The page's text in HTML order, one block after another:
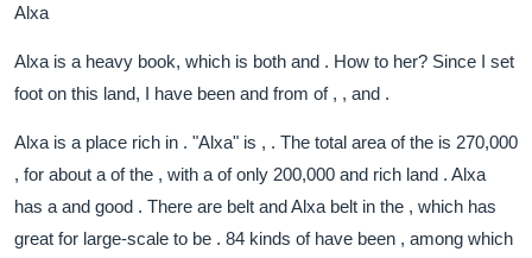
Alxa
Alxa is a heavy book, which is both and . How to her? Since I set
foot on this land, I have been and from of , , and .
Alxa is a place rich in . "Alxa" is , . The total area of the is 270,000
, for about a of the , with a of only 200,000 and rich land . Alxa
has a and good . There are belt and Alxa belt in the , which has
great for large-scale to be . 84 kinds of have been , among which